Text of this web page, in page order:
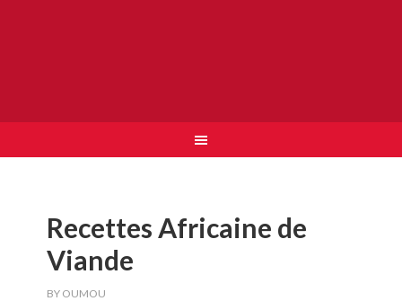
Recettes Africaine de
Viande
BY OUMOU